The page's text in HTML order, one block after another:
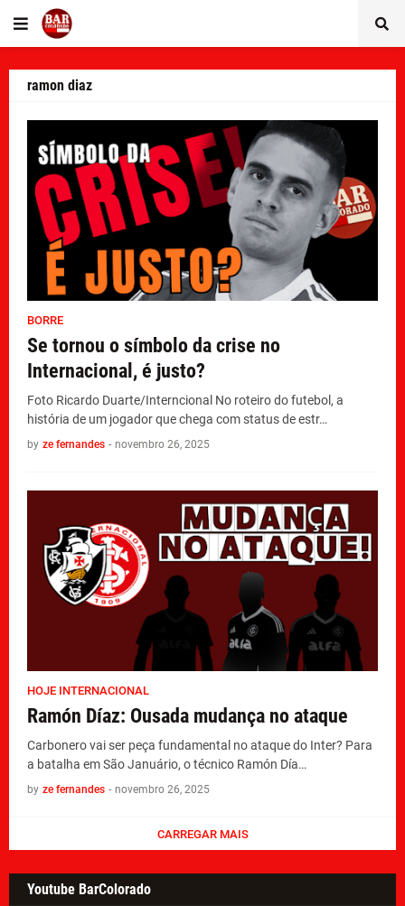
ramon diaz
BORRE
Se tornou o símbolo da crise no
Internacional, é justo?
Foto Ricardo Duarte/Interncional No roteiro do futebol, a
história de um jogador que chega com status de estr…
by ze fernandes - novembro 26, 2025
HOJE INTERNACIONAL
Ramón Díaz: Ousada mudança no ataque
Carbonero vai ser peça fundamental no ataque do Inter? Para
a batalha em São Januário, o técnico Ramón Día…
by ze fernandes - novembro 26, 2025
CARREGAR MAIS
Youtube BarColorado